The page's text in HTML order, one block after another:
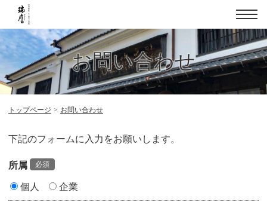
メ
ニュ
お問い合わせ
トップページ お問い合わせ
下記のフォームに入力をお願いします。
所属 必須
個人 企業